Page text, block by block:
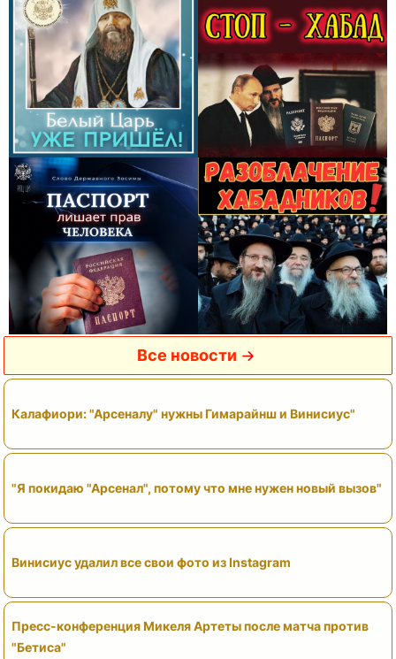
Все новости
Калафиори: "Арсеналу" нужны Гимарайнш и Винисиус"
"Я покидаю "Арсенал", потому что мне нужен новый вызов"
Винисиус удалил все свои фото из Instagram
Пресс-конференция Микеля Артеты после матча против
"Бетиса"